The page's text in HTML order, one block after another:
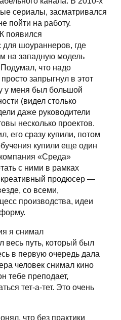
сериалы, засматривался
пойти на работу.
появился
для шоураннеров, где
на западную модель
что надо
запрыгнул в этот
у меня был большой
(видел столько
даже руководители
несколько проектов.
его сразу купили, потом
купили еще один
«Среда»
с ними в рамках
креативный продюсер —
со всеми,
производства, идеи
я снимал
весь путь, который был
в первую очередь дала
человек снимал кино
тебе преподает,
тет-а-тет. Это очень
что без практики